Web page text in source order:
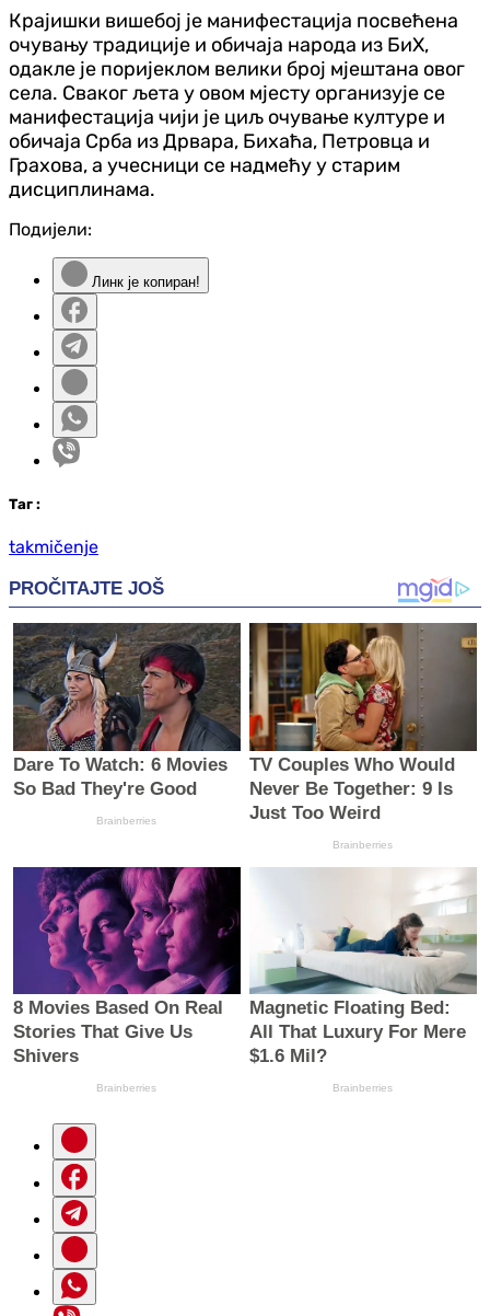
Крајишки вишебој је манифестација посвећена
очувању традиције и обичаја народа из БиХ,
одакле је поријеклом велики број мјештана овог
села. Сваког љета у овом мјесту организује се
манифестација чији је циљ очување културе и
обичаја Срба из Дрвара, Бихаћа, Петровца и
Грахова, а учесници се надмећу у старим
дисциплинама.
Подијели:
Линк је копиран!
Таг :
takmičenje